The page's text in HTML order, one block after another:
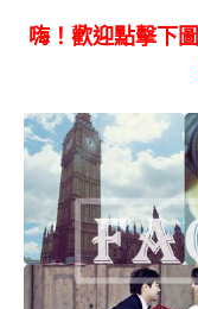
嗨！歡迎點擊下